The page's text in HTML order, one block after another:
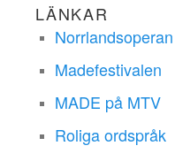
LÄNKAR
Norrlandsoperan
Madefestivalen
MADE på MTV
Roliga ordspråk